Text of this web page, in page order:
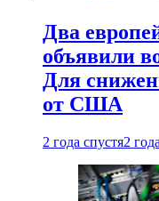
Два
объявили
Для
от США
2 года спустя2